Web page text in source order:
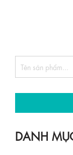
DANH